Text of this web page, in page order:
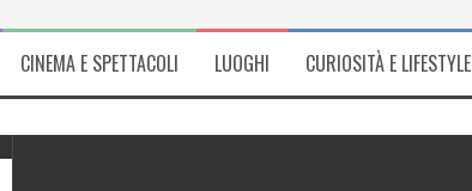
CINEMA E SPETTACOLI LUOGHI CURIOSITÀ E LIFESTYLE